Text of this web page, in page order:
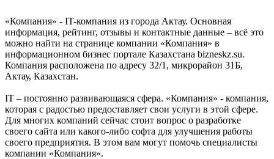
«Компания» - IT-компания из города Актау. Основная
информация, рейтинг, отзывы и контактные данные – всё это
можно найти на странице компании «Компания» в
информационном бизнес портале Казахстана bizneskz.su.
Компания расположена по адресу 32/1, микрорайон 31Б,
Актау, Казахстан.
IT – постоянно развивающаяся сфера. «Компания» - компания,
которая с радостью предоставляет свои услуги в этой сфере.
Для многих компаний сейчас стоит вопрос о разработке
своего сайта или какого-либо софта для улучшения работы
своего предприятия. В этом вам могут помочь специалисты
компании «Компания».